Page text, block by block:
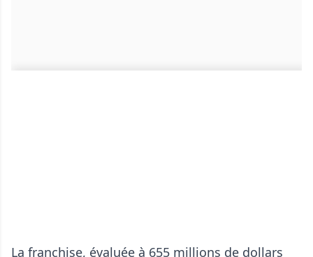
La franchise, évaluée à 655 millions de dollars